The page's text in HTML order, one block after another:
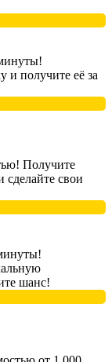
и получите её за
Получите
свои
шанс!